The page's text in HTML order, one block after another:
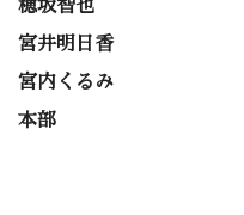
穂坂智也
宮井明日香
宮内くるみ
本部